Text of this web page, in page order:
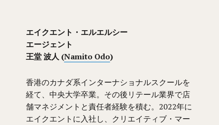
エイクエント・エルエルシー
エージェント
王堂 波人 (Namito Odo)
香港のカナダ系インターナショナルスクールを
経て、中央大学卒業。その後リテール業界で店
舗マネジメントと責任者経験を積む。2022年に
エイクエントに入社し、クリエイティブ・マー